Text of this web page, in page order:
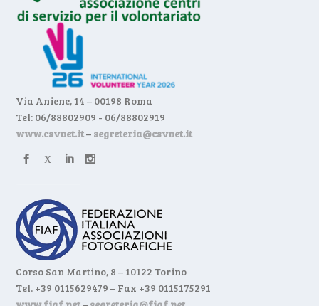
Via Aniene, 14 – 00198 Roma
Tel: 06/88802909 - 06/88802919
www.csvnet.it– segreteria@csvnet.it
Corso San Martino, 8 – 10122 Torino
Tel. +39 0115629479 – Fax +39 0115175291